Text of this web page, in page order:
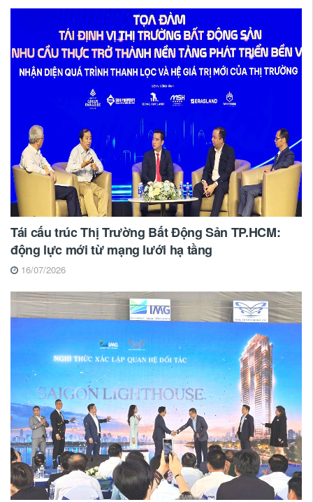
Tái cấu trúc Thị Trường Bất Động Sản TP.HCM:
động lực mới từ mạng lưới hạ tầng
16/07/2026